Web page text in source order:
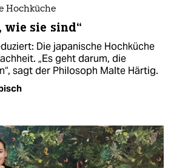
Hochküche
wie sie sind“
Die japanische Hochküche
„Es geht darum, die
sagt der Philosoph Malte Härtig.